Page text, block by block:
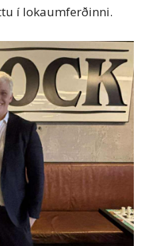
í lokaumferðinni.